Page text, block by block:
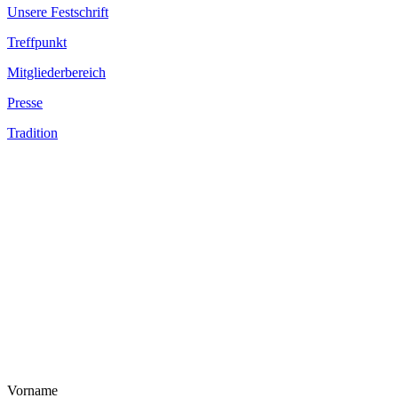
Unsere Festschrift
Treffpunkt
Mitgliederbereich
Presse
Tradition
Vorname